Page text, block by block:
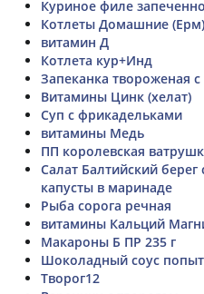
Куриное филе
Котлеты Домашние (Ерм)
витамин Д
Котлета кур+Инд
Запеканка твороженая
Витамины Цинк (хелат)
Суп с фрикадельками
витамины Медь
ПП королевская
Салат Балтийский
капусты в маринаде
Рыба сорога речная
витамины Кальций
Макароны Б ПР 235 г
Шоколадный соус
Творог12